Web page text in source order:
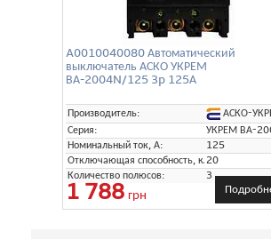
A0010040080 Автоматический
выключатель АСКО УКРЕМ
ВА-2004N/125 3p 125А
Производитель:
АСКО-
Серия:
УКРЕМ ВА-
Номинальный ток, А:
125
Отключающая способность, кА:20
Количество полюсов:
3
1 788 грн